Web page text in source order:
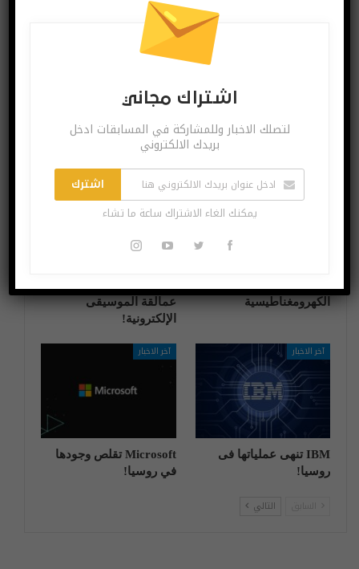
شاومي تطلق مكبر
قد يعجبك ايضا المزيد عن المؤلف
اختراعات وتكنولوجيا
الكهرومغناطيسية
آخر الاخبار
عمالقة الموسيقى
الإلكترونية!
آخر الاخبار
IBM تنهی عملیاتها فی
روسیا!
آخر الاخبار
Microsoft تقلص وجودها
في روسيا!
التالي
اشتراك مجاني
لتصلك الاخبار وللمشاركة في المسابقات ادخل
بريدك الالكتروني
اشترك
يمكنك الغاء الاشتراك ساعة ما تشاء